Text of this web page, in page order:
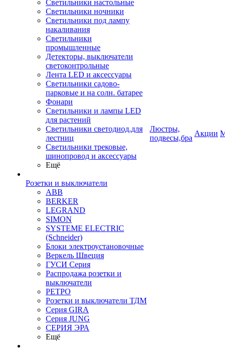
Светильники настольные
Светильники ночники
Светильники под лампу
накаливания
Светильники
промышленные
Детекторы, выключатели
светоконтрольные
Лента LED и аксессуары
Светильники садово-
парковые и на солн. батарее
Фонари
Светильники и лампы LED
для растений
Светильники светодиод.для
лестниц
Светильники трековые,
шинопровод и аксессуары
Ещё
Розетки и выключатели
ABB
BERKER
LEGRAND
SIMON
SYSTEME ELECTRIC
(Schneider)
Блоки электроустановочные
Веркель Швеция
ГУСИ Серия
Распродажа розетки и
выключатели
РЕТРО
Розетки и выключатели ТДМ
Серия GIRA
Серия JUNG
СЕРИЯ ЭРА
Ещё
Люстры,
подвесы,бра
Акции